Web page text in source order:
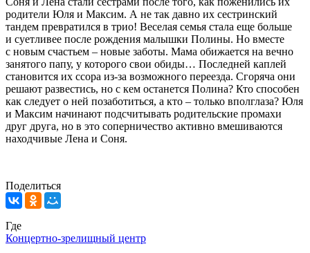
родители Юля и Максим. А не так давно их сестринский
тандем превратился в трио! Веселая семья стала еще больше
и суетливее после рождения малышки Полины. Но вместе
с новым счастьем – новые заботы. Мама обижается на вечно
занятого папу, у которого свои обиды… Последней каплей
становится их ссора из-за возможного переезда. Сгоряча они
решают развестись, но с кем останется Полина? Кто способен
как следует о ней позаботиться, а кто – только вполглаза? Юля
и Максим начинают подсчитывать родительские промахи
друг друга, но в это соперничество активно вмешиваются
находчивые Лена и Соня.
Поделиться
Где
Концертно-зрелищный центр